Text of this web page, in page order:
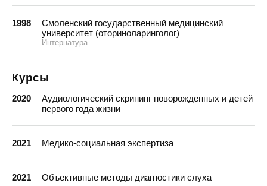
1998
Смоленский государственный медицинский
университет (оториноларинголог)
Интернатура
Курсы
2020
Аудиологический скрининг новорожденных и детей
первого года жизни
2021 Медико-социальная экспертиза
2021 Объективные методы диагностики слуха